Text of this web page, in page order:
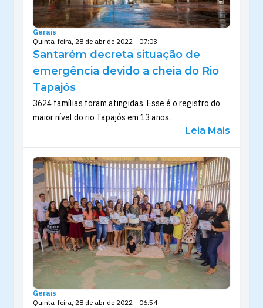
Gerais
Quinta-feira, 28 de abr de 2022 - 07:03
Santarém decreta situação de
emergência devido a cheia do Rio
Tapajós
3624 famílias foram atingidas. Esse é o registro do
maior nível do rio Tapajós em 13 anos.
Leia Mais
Gerais
Quinta-feira, 28 de abr de 2022 - 06:54